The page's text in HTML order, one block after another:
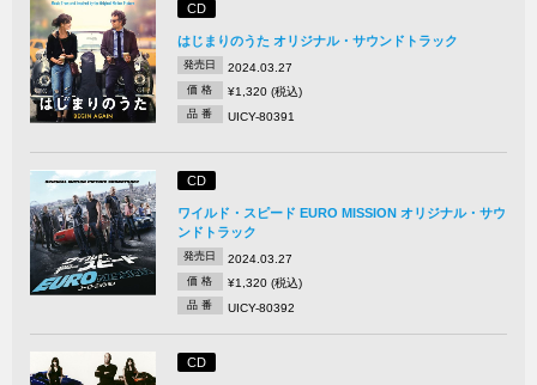
CD
はじまりのうた オリジナル・サウンドトラック
発売日 2024.03.27
価 格 ¥1,320 (税込)
品 番 UICY-80391
CD
ワイルド・スピード EURO MISSION オリジナル・サウ
ンドトラック
発売日 2024.03.27
価 格 ¥1,320 (税込)
品 番 UICY-80392
CD